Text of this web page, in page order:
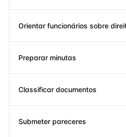
Orientar funcionários sobre
Preparar minutas
Classificar documentos
Submeter pareceres